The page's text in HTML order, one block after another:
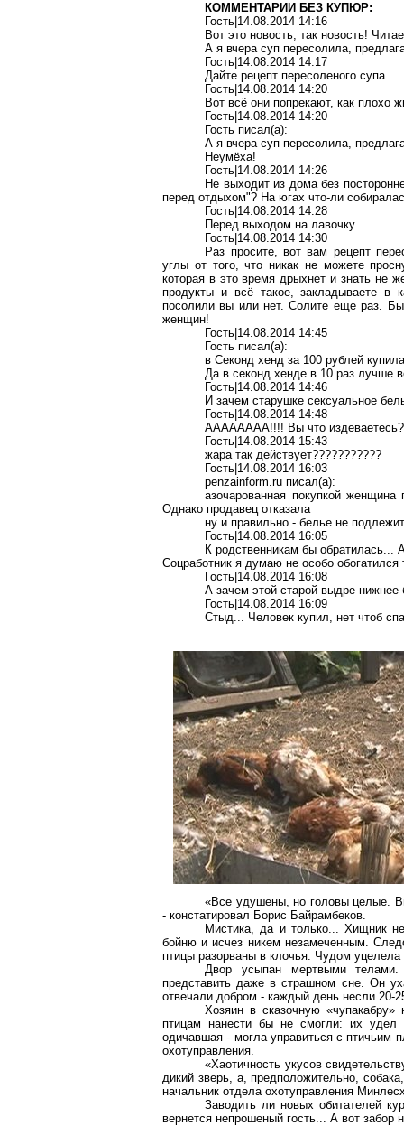
КОММЕНТАРИИ БЕЗ КУПЮР:
Гость|14.08.2014 14:16
Вот это новость, так новость!
А я вчера суп пересолила,
Гость|14.08.2014 14:17
Дайте рецепт пересоленого супа
Гость|14.08.2014 14:20
Вот всё они попрекают, как плохо
Гость|14.08.2014 14:20
Гость писал(a):
А я вчера суп пересолила,
Неумёха!
Гость|14.08.2014 14:26
Не выходит из дома без
перед отдыхом"? На югах что-ли
Гость|14.08.2014 14:28
Перед выходом на лавочку.
Гость|14.08.2014 14:30
Раз просите, вот вам рецепт
углы от того, что никак не можете
которая в это время дрыхнет и знать не
продукты и всё такое, закладываете в
посолили вы или нет. Солите еще раз.
женщин!
Гость|14.08.2014 14:45
Гость писал(a):
в Секонд хенд за 100 рублей
Да в секонд хенде в 10 раз лучше
Гость|14.08.2014 14:46
И зачем старушке сексуальное
Гость|14.08.2014 14:48
АААААААА!!!! Вы что
Гость|14.08.2014 15:43
жара так действует???????????
Гость|14.08.2014 16:03
penzainform.ru писал(a):
азочарованная покупкой женщина
Однако продавец отказала
ну и правильно - белье не
Гость|14.08.2014 16:05
К родственникам бы обратилась...
Соцработник я думаю не особо обогатился
Гость|14.08.2014 16:08
А зачем этой старой выдре нижнее
Гость|14.08.2014 16:09
Стыд... Человек купил, нет чтоб
«Все удушены, но головы целые.
- констатировал Борис Байрамбеков.
Мистика, да и только... Хищник
бойню и исчез никем незамеченным.
птицы разорваны в клочья. Чудом уцелела
Двор усыпан мертвыми телами.
представить даже в страшном сне. Он
отвечали добром - каждый день несли 20-
Хозяин в сказочную
птицам нанести бы не смогли: их удел
одичавшая - могла управиться с птичьим
охотуправления.
«Хаотичность укусов
дикий зверь, а, предположительно,
начальник отдела охотуправления
Заводить ли новых обитателей
вернется непрошеный гость... А вот забор